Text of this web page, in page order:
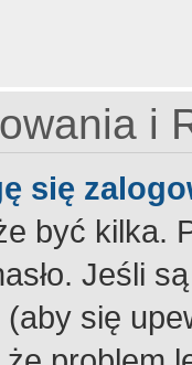
i
się
być kilka.
Jeśli
się